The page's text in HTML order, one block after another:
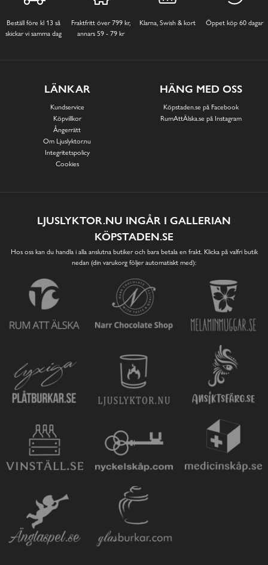
Beställ före kl 13 så
skickar vi samma dag
Fraktfritt över 799 kr,
annars 59 - 79 kr
Klarna, Swish & kort Öppet köp 60 dagar
LÄNKAR
Kundservice
Köpvillkor
Ångerrätt
Om Ljuslyktor.nu
Integritetspolicy
Cookies
HÄNG MED OSS
Köpstaden.se på Facebook
RumAttÄlska.se på Instagram
LJUSLYKTOR.NU INGÅR I GALLERIAN
KÖPSTADEN.SE
Hos oss kan du handla i alla anslutna butiker och bara betala en frakt. Klicka på valfri butik
nedan (din varukorg följer automatiskt med):